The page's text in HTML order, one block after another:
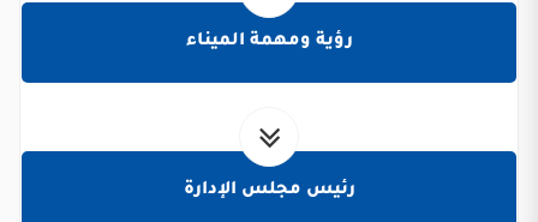
رؤية ومهمة الميناء
رئيس مجلس الإدارة